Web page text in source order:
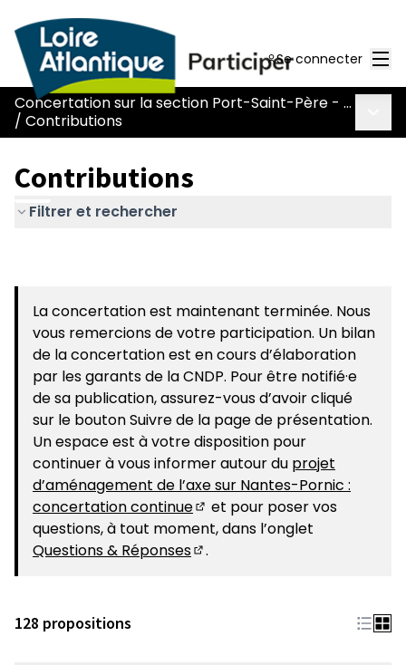
Se connecter
Concertation sur la section Port-Saint-Père - Le Pont Béranger de la route Nantes-Pornic
/ Contributions
Contributions
Filtrer et rechercher
La concertation est maintenant terminée. Nous
vous remercions de votre participation. Un bilan
de la concertation est en cours d’élaboration
par les garants de la CNDP. Pour être notifié·e
de sa publication, assurez-vous d’avoir cliqué
sur le bouton Suivre de la page de présentation.
Un espace est à votre disposition pour
continuer à vous informer autour du projet
d’aménagement de l’axe sur Nantes-Pornic :
concertation continue
(S'ouvre dans un nouvel
et pour poser vos
questions, à tout moment, dans l’onglet
Questions & Réponses
.
128 propositions